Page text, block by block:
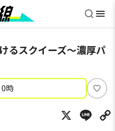
るスクイーズ～濃厚パ
時
い
ね
X